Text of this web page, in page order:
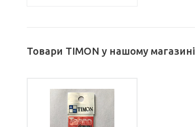
Товари TIMON у нашому магазині